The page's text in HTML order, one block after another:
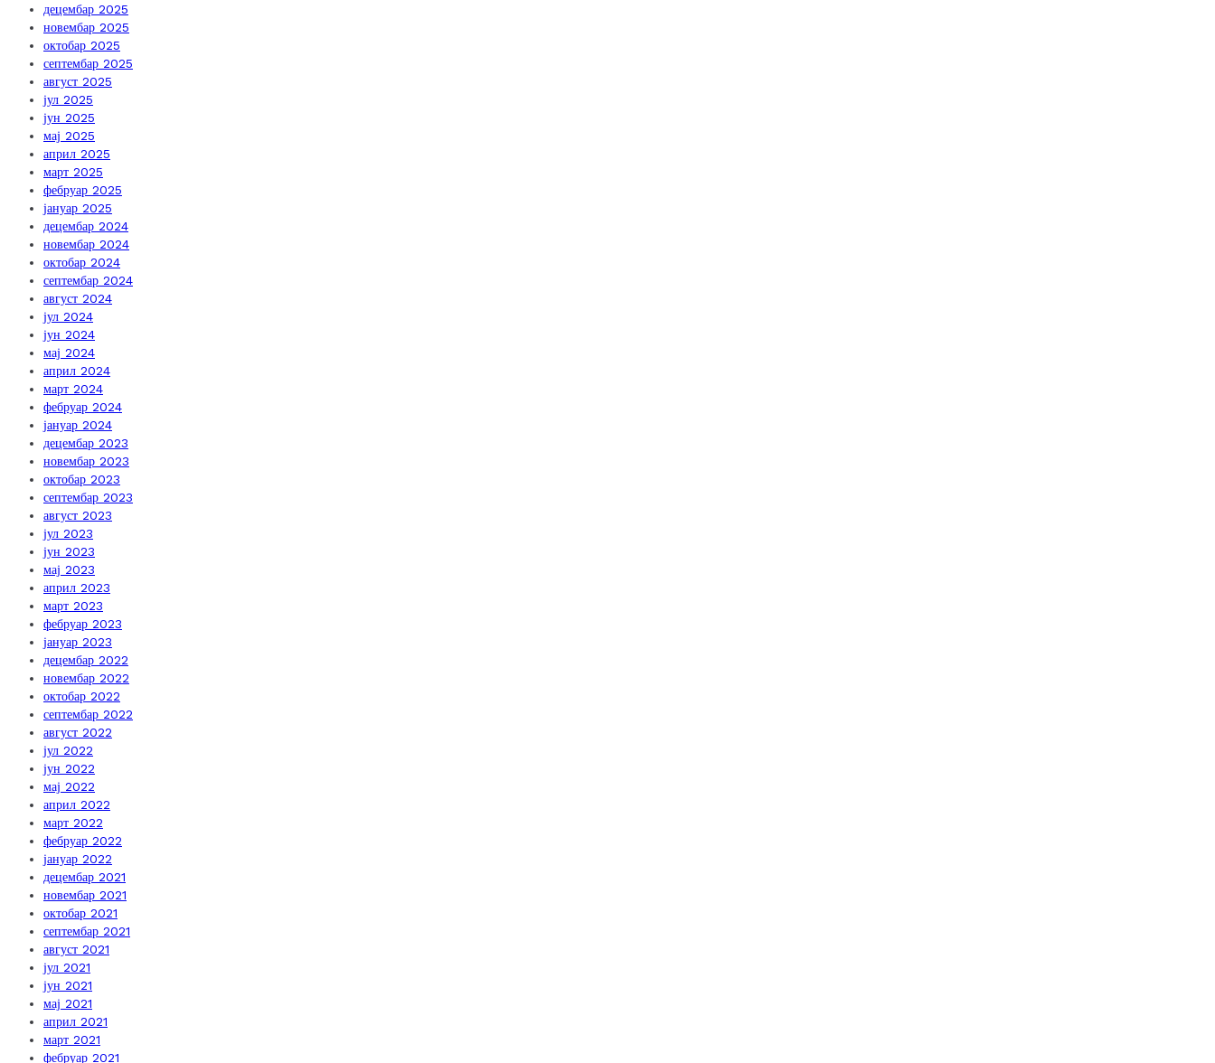
децембар 2025
новембар 2025
октобар 2025
септембар 2025
август 2025
јул 2025
јун 2025
мај 2025
април 2025
март 2025
фебруар 2025
јануар 2025
децембар 2024
новембар 2024
октобар 2024
септембар 2024
август 2024
јул 2024
јун 2024
мај 2024
април 2024
март 2024
фебруар 2024
јануар 2024
децембар 2023
новембар 2023
октобар 2023
септембар 2023
август 2023
јул 2023
јун 2023
мај 2023
април 2023
март 2023
фебруар 2023
јануар 2023
децембар 2022
новембар 2022
октобар 2022
септембар 2022
август 2022
јул 2022
јун 2022
мај 2022
април 2022
март 2022
фебруар 2022
јануар 2022
децембар 2021
новембар 2021
октобар 2021
септембар 2021
август 2021
јул 2021
јун 2021
мај 2021
април 2021
март 2021
фебруар 2021